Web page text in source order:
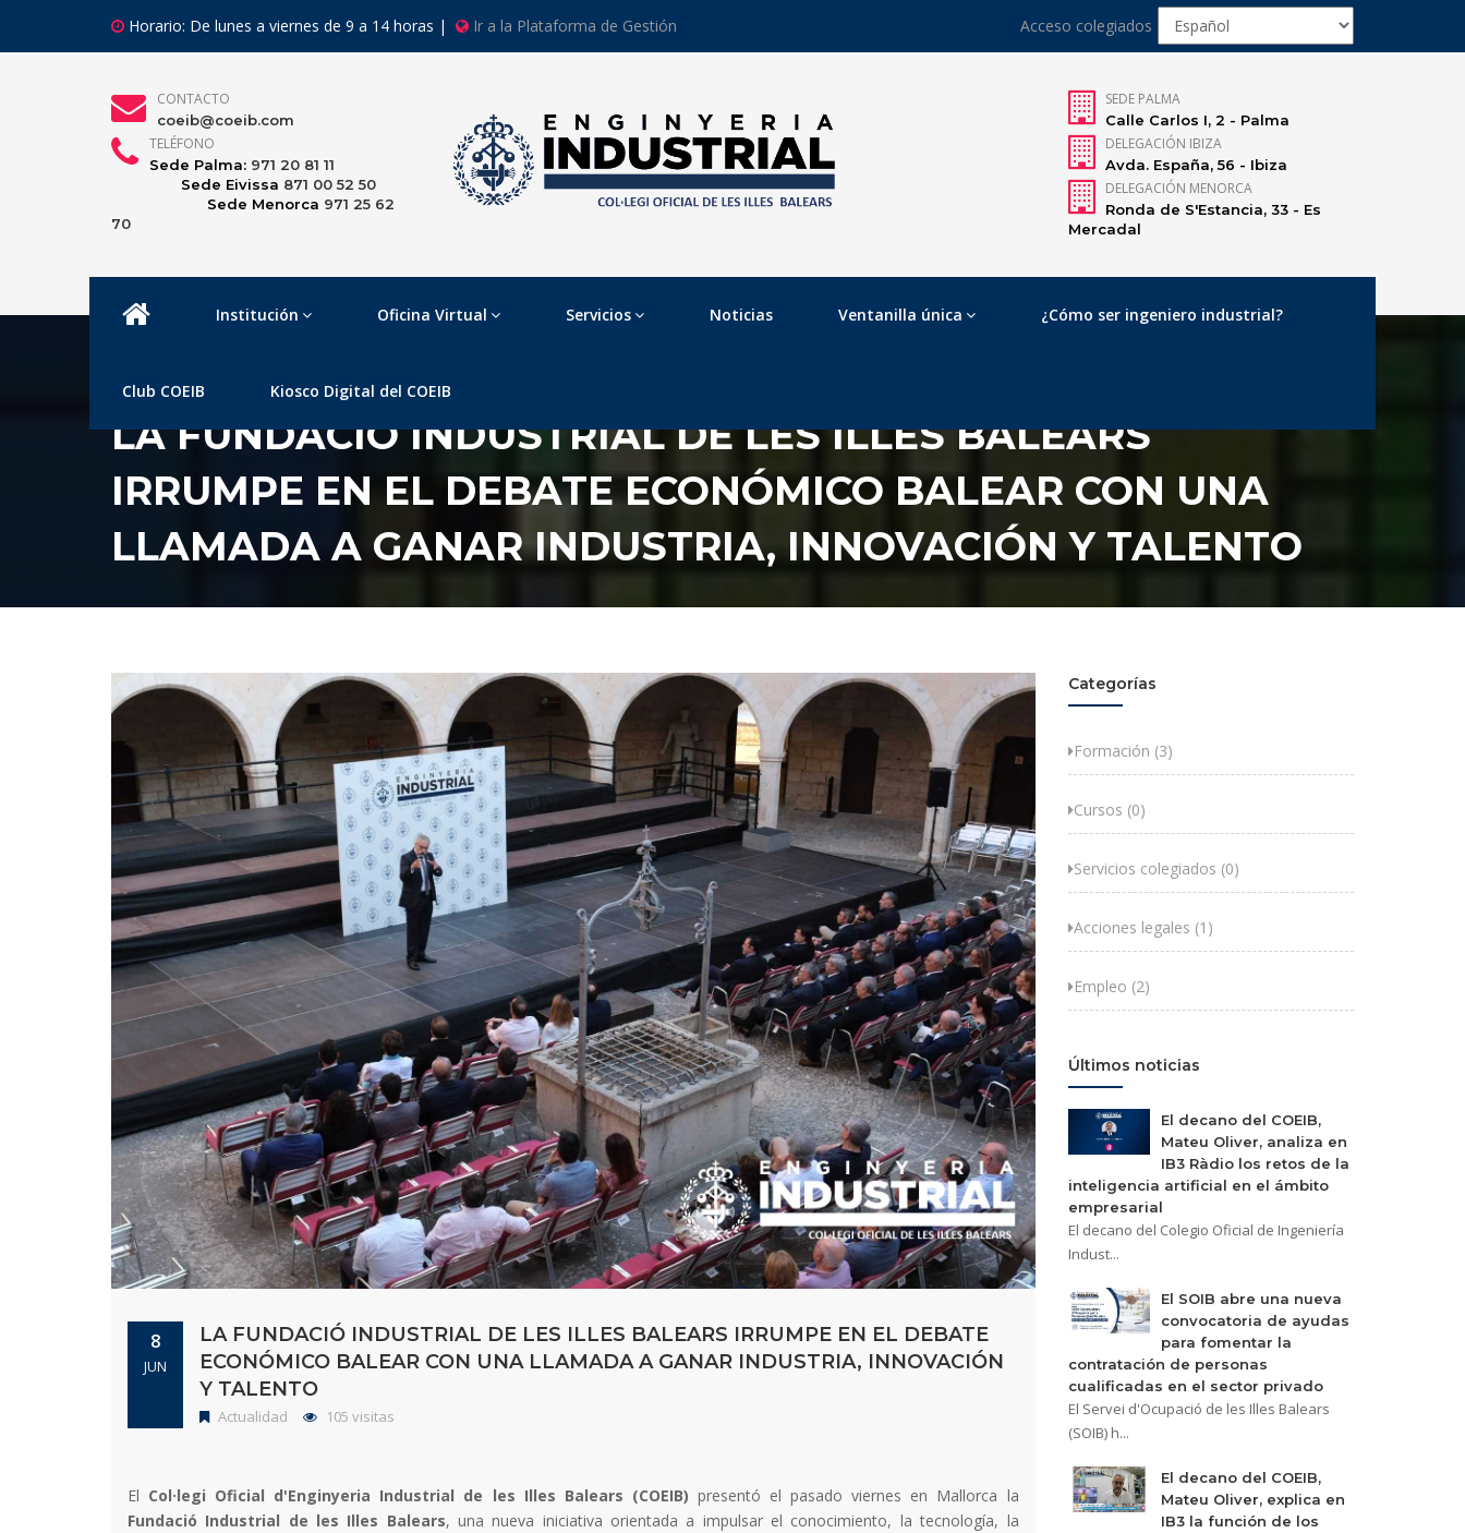
Horario: De lunes a viernes de 9 a 14 horas | Ir a la Plataforma de Gestión Acceso colegiados
CONTACTO
coeib@coeib.com
TELÉFONO
Sede Palma: 971 20 81 11
Sede Eivissa 871 00 52 50
Sede Menorca 971 25 62
70
SEDE PALMA
Calle Carlos I, 2 - Palma
DELEGACIÓN IBIZA
Avda. España, 56 - Ibiza
DELEGACIÓN MENORCA
Ronda de S'Estancia, 33 - Es
Mercadal
Institución Oficina Virtual Servicios Noticias Ventanilla única ¿Cómo ser ingeniero industrial?
Club COEIB Kiosco Digital del COEIB
LA FUNDACIÓ INDUSTRIAL DE LES ILLES BALEARS
IRRUMPE EN EL DEBATE ECONÓMICO BALEAR CON UNA
LLAMADA A GANAR INDUSTRIA, INNOVACIÓN Y TALENTO
8
JUN
LA FUNDACIÓ INDUSTRIAL DE LES ILLES BALEARS IRRUMPE EN EL DEBATE
ECONÓMICO BALEAR CON UNA LLAMADA A GANAR INDUSTRIA, INNOVACIÓN
Y TALENTO
Actualidad 105 visitas
El Col·legi Oficial d'Enginyeria Industrial de les Illes Balears (COEIB) presentó el pasado viernes en Mallorca la
Fundació Industrial de les Illes Balears, una nueva iniciativa orientada a impulsar el conocimiento, la tecnología, la
Categorías
Formación (3)
Cursos (0)
Servicios colegiados (0)
Acciones legales (1)
Empleo (2)
Últimos noticias
El decano del COEIB,
Mateu Oliver, analiza en
IB3 Ràdio los retos de la
inteligencia artificial en el ámbito
empresarial
El decano del Colegio Oficial de Ingeniería
Indust...
El SOIB abre una nueva
convocatoria de ayudas
para fomentar la
contratación de personas
cualificadas en el sector privado
El Servei d'Ocupació de les Illes Balears
(SOIB) h...
El decano del COEIB,
Mateu Oliver, explica en
IB3 la función de los